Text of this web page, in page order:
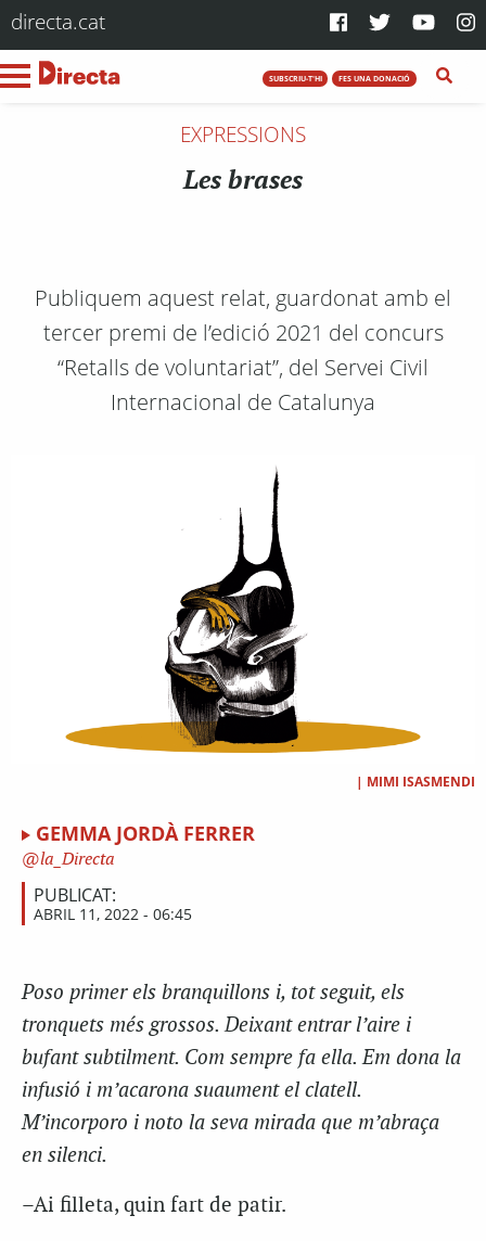
directa.cat
SUBSCRIU-T'HI FES UNA DONACIÓ
EXPRESSIONS
Les brases
Publiquem aquest relat, guardonat amb el
tercer premi de l’edició 2021 del concurs
“Retalls de voluntariat”, del Servei Civil
Internacional de Catalunya
| MIMI ISASMENDI
GEMMA JORDÀ FERRER
la_Directa
PUBLICAT:
ABRIL 11, 2022 - 06:45
Poso primer els branquillons i, tot seguit, els
tronquets més grossos. Deixant entrar l’aire i
bufant subtilment. Com sempre fa ella. Em dona la
infusió i m’acarona suaument el clatell.
M’incorporo i noto la seva mirada que m’abraça
en silenci.
–Ai filleta, quin fart de patir.